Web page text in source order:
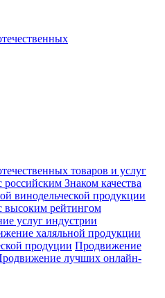
товаров и услуг
Знаком качества
винодельческой продукции
высоким рейтингом
услуг индустрии
халяльной продукции
продуции Продвижение
лучших онлайн-